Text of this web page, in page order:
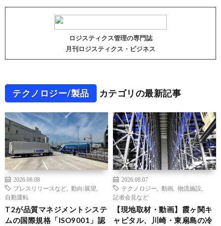
ロジスティクス管理の専門誌
月刊ロジスティクス・ビジネス
テクノロジー/製品 カテゴリの最新記事
2026.08.08
プレスリリースなど
動向/展望
自動運転
T2が品質マネジメントシステ
ムの国際規格「ISO9001」認
2026.08.07
テクノロジー
動画 物流施設
記者会見など
【現地取材・動画】霞ヶ関キ
ャピタル、川崎・東扇島の冷